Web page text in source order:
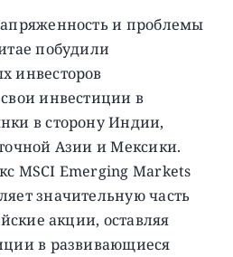
и проблемы
побудили
инвесторов
инвестиции в
в сторону Индии,
Азии и Мексики.
MSCI Emerging Markets
значительную часть
акции, оставляя
в развивающиеся